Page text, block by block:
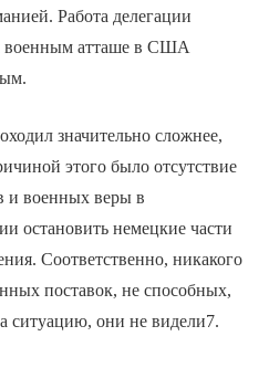
Работа делегации
военным атташе в США
значительно сложнее,
этого было отсутствие
и военных веры в
остановить немецкие части
Соответственно, никакого
поставок, не способных,
ситуацию, они не видели7.